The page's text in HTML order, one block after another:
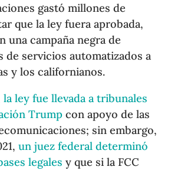
gastó millones de
que la ley fuera aprobada,
una campaña negra de
de servicios automatizados a
y los californianos.
la ley fue llevada a tribunales
Trump con apoyo de las
sin embargo,
un juez federal determinó
legales y que si la FCC